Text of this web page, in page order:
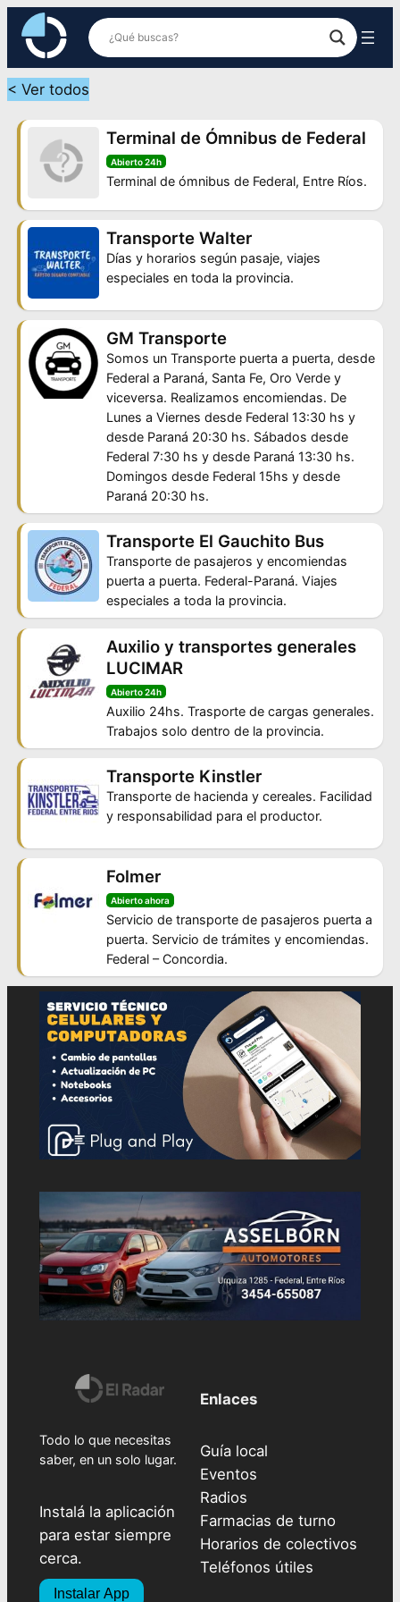
Saltar
contenido
< Ver todos
Terminal de Ómnibus de Federal
Abierto 24h
Terminal de ómnibus de Federal, Entre Ríos.
Transporte Walter
Días y horarios según pasaje, viajes
especiales en toda la provincia.
GM Transporte
Somos un Transporte puerta a puerta, desde
Federal a Paraná, Santa Fe, Oro Verde y
viceversa. Realizamos encomiendas. De
Lunes a Viernes desde Federal 13:30 hs y
desde Paraná 20:30 hs. Sábados desde
Federal 7:30 hs y desde Paraná 13:30 hs.
Domingos desde Federal 15hs y desde
Paraná 20:30 hs.
Transporte El Gauchito Bus
Transporte de pasajeros y encomiendas
puerta a puerta. Federal-Paraná. Viajes
especiales a toda la provincia.
Auxilio y transportes generales
LUCIMAR
Abierto 24h
Auxilio 24hs. Trasporte de cargas generales.
Trabajos solo dentro de la provincia.
Transporte Kinstler
Transporte de hacienda y cereales. Facilidad
y responsabilidad para el productor.
Folmer
Abierto ahora
Servicio de transporte de pasajeros puerta a
puerta. Servicio de trámites y encomiendas.
Federal – Concordia.
Todo lo que necesitas
saber, en un solo lugar.
Instalá la aplicación
para estar siempre
cerca.
Instalar App
Enlaces
Guía local
Eventos
Radios
Farmacias de turno
Horarios de colectivos
Teléfonos útiles